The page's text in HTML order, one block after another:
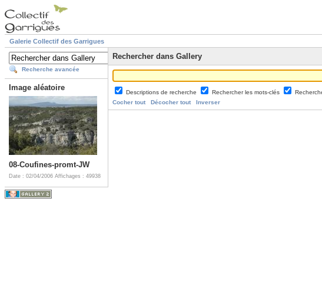
Galerie Collectif des Garrigues
Recherche avancée
Image aléatoire
08-Coufines-promt-JW
Date : 02/04/2006 Affichages : 49938
Rechercher dans Gallery
Descriptions de recherche Rechercher les mots-clés
Cocher tout
Décocher tout Inverser